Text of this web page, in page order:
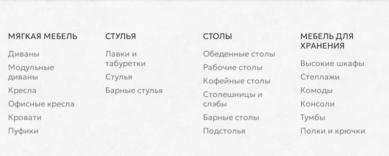
МЯГКАЯ МЕБЕЛЬ
Диваны
Модульные
диваны
Кресла
Офисные кресла
Кровати
Пуфики
СТУЛЬЯ
Лавки и
табуретки
Стулья
Барные стулья
СТОЛЫ
Обеденные столы
Рабочие столы
Кофейные столы
Cтолешницы и
слэбы
Барные столы
Подстолья
МЕБЕЛЬ ДЛЯ
ХРАНЕНИЯ
Высокие шкафы
Стеллажи
Комоды
Консоли
Тумбы
Полки и крючки